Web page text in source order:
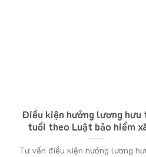
Điều kiện hưởng lương hưu
tuổi theo Luật bảo hiểm
Tư vấn điều kiện hưởng lương